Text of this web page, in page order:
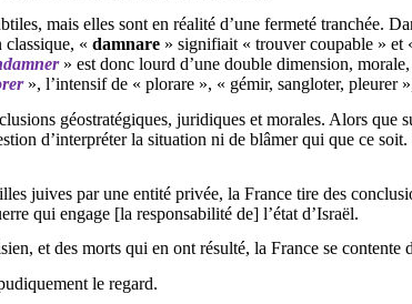
mais elles sont en réalité d’une fermeté tranchée.
« damnare » signifiait « trouver coupable » et
» est donc lourd d’une double dimension,
», l’intensif de « plorare », « gémir, sangloter, pleurer
géostratégiques, juridiques et morales. Alors
d’interpréter la situation ni de blâmer qui que ce
juives par une entité privée, la France tire des
qui engage [la responsabilité de] l’état d’Israël.
et des morts qui en ont résulté, la France se contente
le regard.